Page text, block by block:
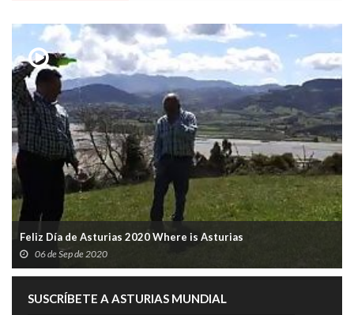
Feliz Día de Asturias 2020 Where is Asturias
06 de Sep de 2020
SUSCRÍBETE A ASTURIAS MUNDIAL